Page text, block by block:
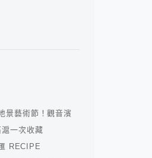
景藝術節！觀音濱
一次收藏
RECIPE